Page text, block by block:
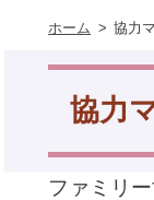
ホーム 協力
協力
ファミリ